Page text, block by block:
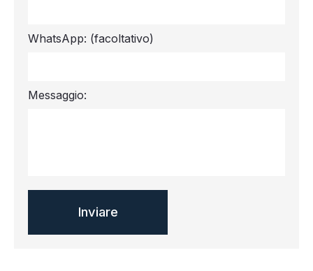
WhatsApp: (facoltativo)
Messaggio: